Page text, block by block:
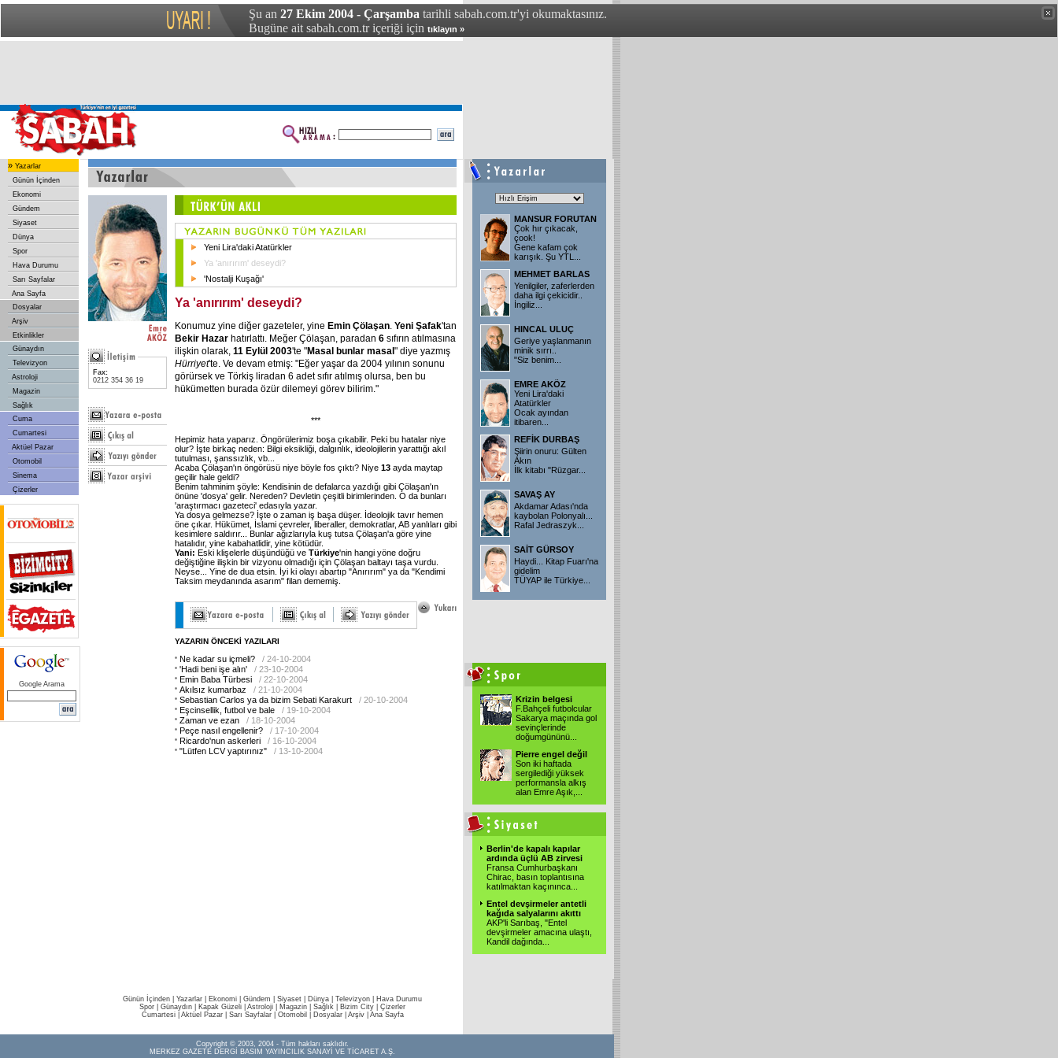
Şu an 27 Ekim 2004 - Çarşamba tarihli sabah.com.tr'yi okumaktasınız.
Bugüne ait sabah.com.tr içeriği için tıklayın »
» Yazarlar
Günün İçinden
Ekonomi
Gündem
Siyaset
Dünya
Spor
Hava Durumu
Sarı Sayfalar
Ana Sayfa
Dosyalar
Arşiv
Etkinlikler
Günaydın
Televizyon
Astroloji
Magazin
Sağlık
Cuma
Cumartesi
Aktüel Pazar
Otomobil
Sinema
Çizerler
Google Arama
Fax:
0212 354 36 19
Yeni Lira'daki Atatürkler
Ya 'anırırım' deseydi?
'Nostalji Kuşağı'
Ya 'anırırım' deseydi?
Konumuz yine diğer gazeteler, yine Emin Çölaşan Yeni Şafak'tan
Bekir Hazar hatırlattı. Meğer Çölaşan, paradan 6 sıfırın atılmasına
ilişkin olarak, 11 Eylül 2003'te "Masal bunlar masal" diye yazmış
Hürriyet'te. Ve devam etmiş: "Eğer yaşar da 2004 yılının sonunu
görürsek ve Törkiş liradan 6 adet sıfır atılmış olursa, ben bu
hükümetten burada özür dilemeyi görev bilirim."
***
Hepimiz hata yaparız. Öngörülerimiz boşa çıkabilir. Peki bu hatalar niye
olur? İşte birkaç neden: Bilgi eksikliği, dalgınlık, ideolojilerin yarattığı akıl
tutulması, şanssızlık, vb...
Acaba Çölaşan'ın öngörüsü niye böyle fos çıktı? Niye 13 ayda maytap
geçilir hale geldi?
Benim tahminim şöyle: Kendisinin de defalarca yazdığı gibi Çölaşan'ın
önüne 'dosya' gelir. Nereden? Devletin çeşitli birimlerinden. O da bunları
'araştırmacı gazeteci' edasıyla yazar.
Ya dosya gelmezse? İşte o zaman iş başa düşer. İdeolojik tavır hemen
öne çıkar. Hükümet, İslami çevreler, liberaller, demokratlar, AB yanlıları gibi
kesimlere saldırır... Bunlar ağızlarıyla kuş tutsa Çölaşan'a göre yine
hatalıdır, yine kabahatlidir, yine kötüdür.
Yani: Eski klişelerle düşündüğü ve Türkiye'nin hangi yöne doğru
değiştiğine ilişkin bir vizyonu olmadığı için Çölaşan baltayı taşa vurdu.
Neyse... Yine de dua etsin. İyi ki olayı abartıp "Anırırım" ya da "Kendimi
Taksim meydanında asarım" filan dememiş.
YAZARIN ÖNCEKİ YAZILARI
Ne kadar su içmeli?
/ 24-10-2004
'Hadi beni işe alın'
/ 23-10-2004
Emin Baba Türbesi
/ 22-10-2004
Akılsız kumarbaz
/ 21-10-2004
Sebastian Carlos ya da bizim Sebati Karakurt
/ 20-10-2004
Eşcinsellik, futbol ve bale
/ 19-10-2004
Zaman ve ezan
/ 18-10-2004
Peçe nasıl engellenir?
/ 17-10-2004
Ricardo'nun askerleri
/ 16-10-2004
"Lütfen LCV yaptırınız"
/ 13-10-2004
MANSUR FORUTAN
Çok hır çıkacak,
çook!
Gene kafam çok
karışık. Şu YTL
MEHMET BARLAS
Yenilgiler, zaferlerden
daha ilgi çekicidir..
İngiliz
HINCAL ULUÇ
Geriye yaşlanmanın
minik sırrı..
"Siz benim
EMRE AKÖZ
Yeni Lira'daki
Atatürkler
Ocak ayından
itibaren
REFİK DURBAŞ
Şiirin onuru: Gülten
Akın
İlk kitabı "Rüzgar...
SAVAŞ AY
Akdamar Adası'nda
kaybolan Polonyalı...
Rafal Jedraszyk
SAİT GÜRSOY
Haydi... Kitap Fuarı'na
gidelim
TÜYAP ile Türkiye
Krizin belgesi
F.Bahçeli futbolcular
Sakarya maçında gol
sevinçlerinde
doğumgününü
Pierre engel değil
Son iki haftada
sergilediği yüksek
performansla alkış
alan Emre Aşık,
Berlin'de kapalı kapılar
ardında üçlü AB zirvesi
Fransa Cumhurbaşkanı
Chirac, basın toplantısına
katılmaktan kaçınınca
Entel devşirmeler antetli
kağıda salyalarını akıttı
AKP'li Sarıbaş, "Entel
devşirmeler amacına ulaştı,
Kandil dağında
Günün İçinden Yazarlar Ekonomi Gündem Siyaset Dünya | Televizyon
Hava Durumu
Spor
Günaydın Kapak Güzeli Astroloji Magazin Sağlık Bizim City
Çizerler
Cumartesi| Aktüel Pazar| Sarı Sayfalar| Otomobil Dosyalar| Arşiv| Ana Sayfa
Copyright © 2003, 2004 - Tüm hakları saklıdır.
MERKEZ GAZETE DERGİ BASIM YAYINCILIK SANAYİ VE TİCARET A.Ş.